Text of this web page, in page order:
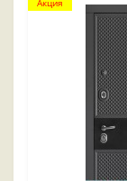
Акция